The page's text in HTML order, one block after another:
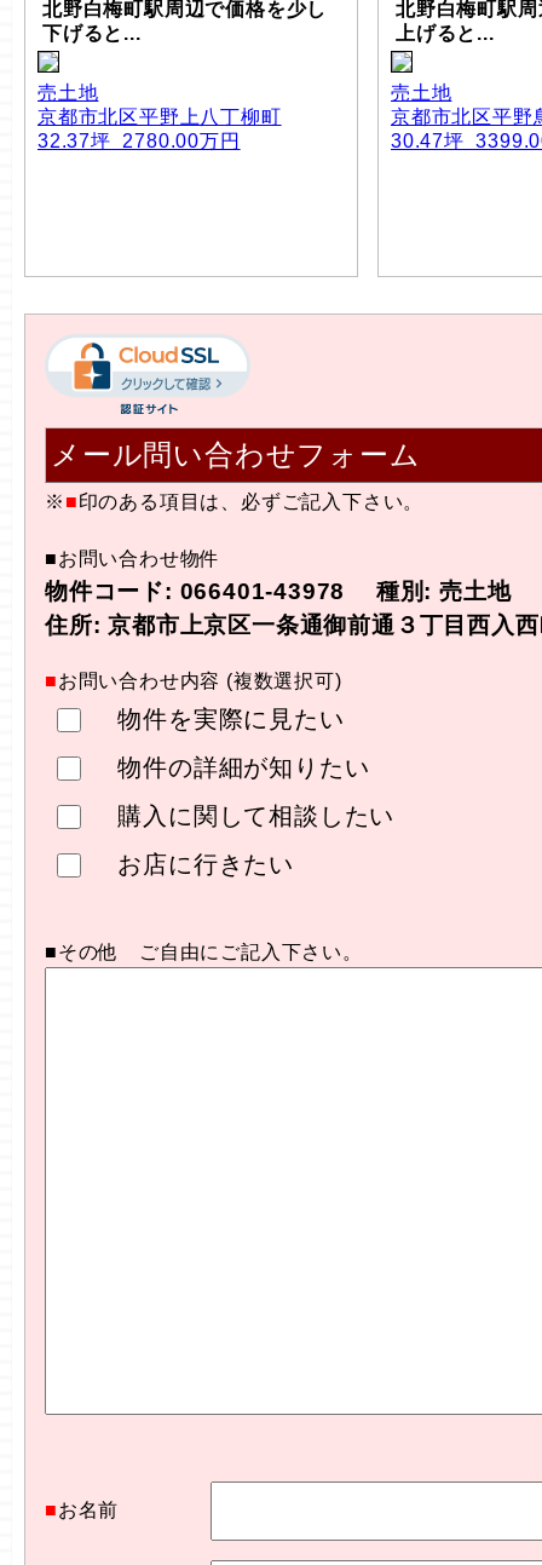
北野白梅町駅周辺で価格を少し
下げると...
売土地
京都市北区平野上八丁柳町
32.37坪 2780.00万円
北野白梅町駅
上げると...
売土地
京都市北区平野
30.47坪
メール問い合わせフォーム
※ ■印のある項目は、必ずご記入下さい。
■お問い合わせ物件
物件コード: 066401-43978 種別: 売土地
住所: 京都市上京区一条通御前通３丁目西
■お問い合わせ内容 (複数選択可)
物件を実際に見たい
物件の詳細が知りたい
購入に関して相談したい
お店に行きたい
■その他 ご自由にご記入下さい。
■お名前